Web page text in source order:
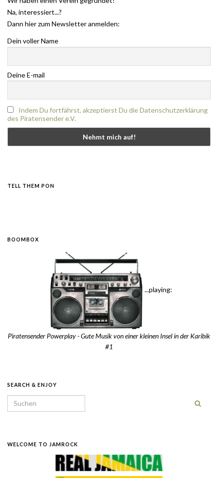
Na, interessiert...?
Dann hier zum Newsletter anmelden:
Dein voller Name
Deine E-mail
Indem Du fortfährst, akzeptierst Du die Datenschutzerklärung
des Piratensender e.V.
TELL THEM PON
BOOMBOX
...playing:
Piratensender Powerplay - Gute Musik von einer kleinen Insel in der Karibik
#1
SEARCH & ENJOY
Search for:
WELCOME TO JAMROCK